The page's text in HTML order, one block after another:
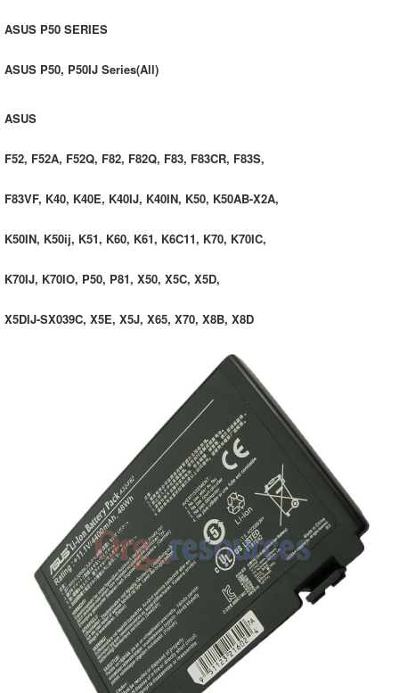
ASUS P50 SERIES
ASUS P50, P50IJ Series(All)
ASUS
F52, F52A, F52Q, F82, F82Q, F83, F83CR, F83S,
F83VF, K40, K40E, K40IJ, K40IN, K50, K50AB-X2A,
K50IN, K50ij, K51, K60, K61, K6C11, K70, K70IC,
K70IJ, K70IO, P50, P81, X50, X5C, X5D,
X5DIJ-SX039C, X5E, X5J, X65, X70, X8B, X8D